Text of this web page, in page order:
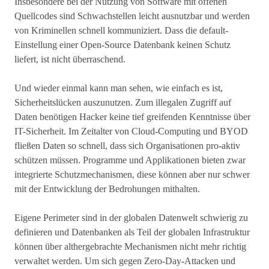
Quellcodes sind Schwachstellen leicht ausnutzbar und werden
von Kriminellen schnell kommuniziert. Dass die default-
Einstellung einer Open-Source Datenbank keinen Schutz
liefert, ist nicht überraschend.
Und wieder einmal kann man sehen, wie einfach es ist,
Sicherheitslücken auszunutzen. Zum illegalen Zugriff auf
Daten benötigen Hacker keine tief greifenden Kenntnisse über
IT-Sicherheit. Im Zeitalter von Cloud-Computing und BYOD
fließen Daten so schnell, dass sich Organisationen pro-aktiv
schützen müssen. Programme und Applikationen bieten zwar
integrierte Schutzmechanismen, diese können aber nur schwer
mit der Entwicklung der Bedrohungen mithalten.
Eigene Perimeter sind in der globalen Datenwelt schwierig zu
definieren und Datenbanken als Teil der globalen Infrastruktur
können über althergebrachte Mechanismen nicht mehr richtig
verwaltet werden. Um sich gegen Zero-Day-Attacken und